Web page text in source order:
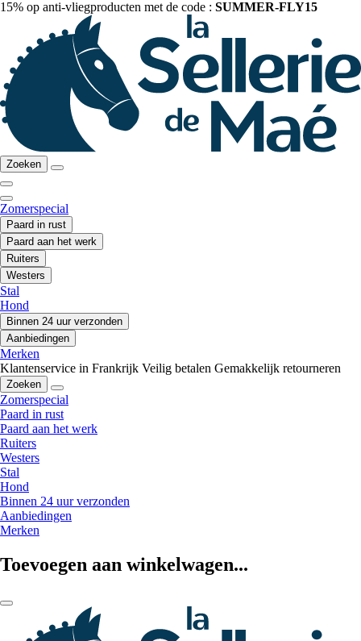
15% op anti-vliegproducten met de code : SUMMER-FLY15
Zoeken
Zomerspecial
Paard in rust
Paard aan het werk
Ruiters
Westers
Stal
Hond
Binnen 24 uur verzonden
Aanbiedingen
Merken
Klantenservice in Frankrijk Veilig betalen Gemakkelijk retourneren
Zoeken
Zomerspecial
Paard in rust
Paard aan het werk
Ruiters
Westers
Stal
Hond
Binnen 24 uur verzonden
Aanbiedingen
Merken
Toevoegen aan winkelwagen...